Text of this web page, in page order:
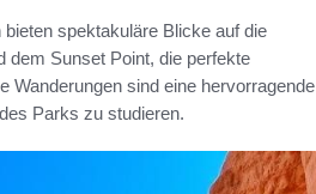
spektakuläre Blicke auf die
dem Sunset Point, die perfekte
Wanderungen sind eine hervorragende
Parks zu studieren.